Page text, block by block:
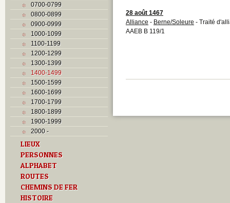
0700-0799
0800-0899
0900-0999
1000-1099
1100-1199
1200-1299
1300-1399
1400-1499
1500-1599
1600-1699
1700-1799
1800-1899
1900-1999
2000 -
LIEUX
PERSONNES
ALPHABET
ROUTES
CHEMINS DE FER
HISTOIRE
28 août 1467
Alliance - Berne/Soleure - Traité
AAEB B 119/1